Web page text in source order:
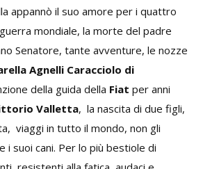
appannò il suo amore per i quattro
mondiale, la morte del padre
Senatore, tante avventure, le nozze
Agnelli Caracciolo di
della guida della Fiat per anni
Valletta, la nascita di due figli,
viaggi in tutto il mondo, non gli
i suoi cani. Per lo più bestiole di